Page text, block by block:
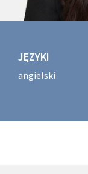
JĘZYKI
angielski